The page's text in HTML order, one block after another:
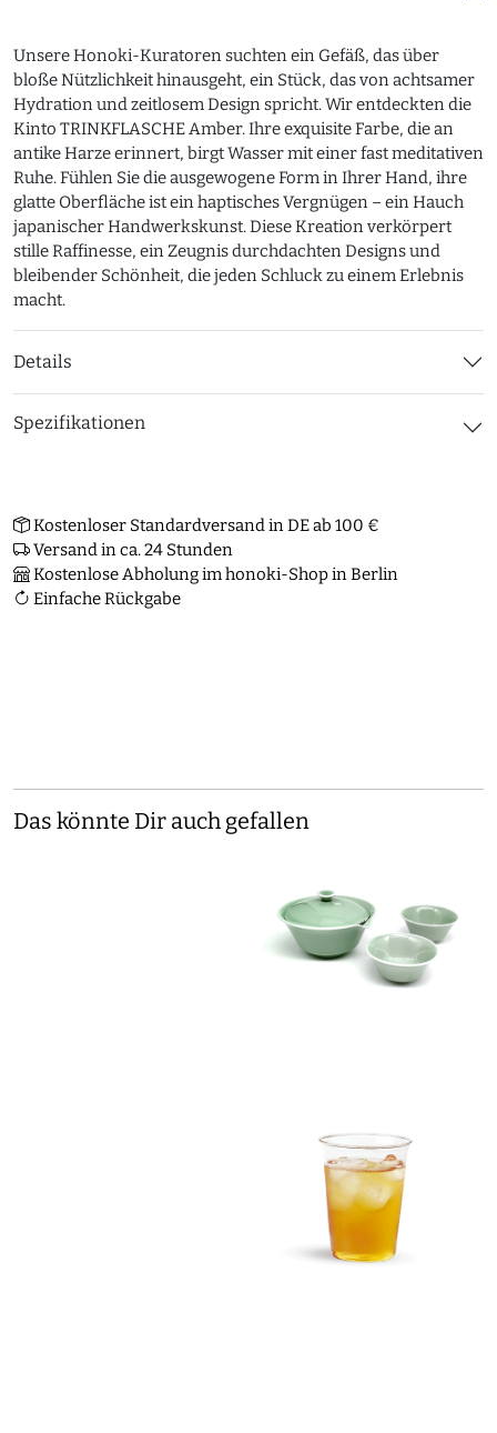
Unsere Honoki-Kuratoren suchten ein Gefäß, das über
bloße Nützlichkeit hinausgeht, ein Stück, das von achtsamer
Hydration und zeitlosem Design spricht. Wir entdeckten die
Kinto TRINKFLASCHE Amber. Ihre exquisite Farbe, die an
antike Harze erinnert, birgt Wasser mit einer fast meditativen
Ruhe. Fühlen Sie die ausgewogene Form in Ihrer Hand, ihre
glatte Oberfläche ist ein haptisches Vergnügen – ein Hauch
japanischer Handwerkskunst. Diese Kreation verkörpert
stille Raffinesse, ein Zeugnis durchdachten Designs und
bleibender Schönheit, die jeden Schluck zu einem Erlebnis
macht.
Details
Spezifikationen
Kostenloser Standardversand in DE ab 100 €
Versand in ca. 24 Stunden
Kostenlose Abholung im honoki-Shop in Berlin
Einfache Rückgabe
Das könnte Dir auch gefallen